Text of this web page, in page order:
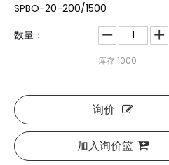
SPBO-20-200/1500
数量：
库存1000
询价
加入询价篮